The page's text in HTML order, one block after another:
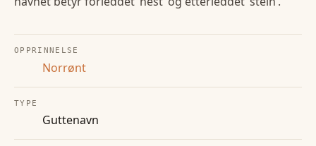
OPPRINNELSE
Norrønt
TYPE
Guttenavn